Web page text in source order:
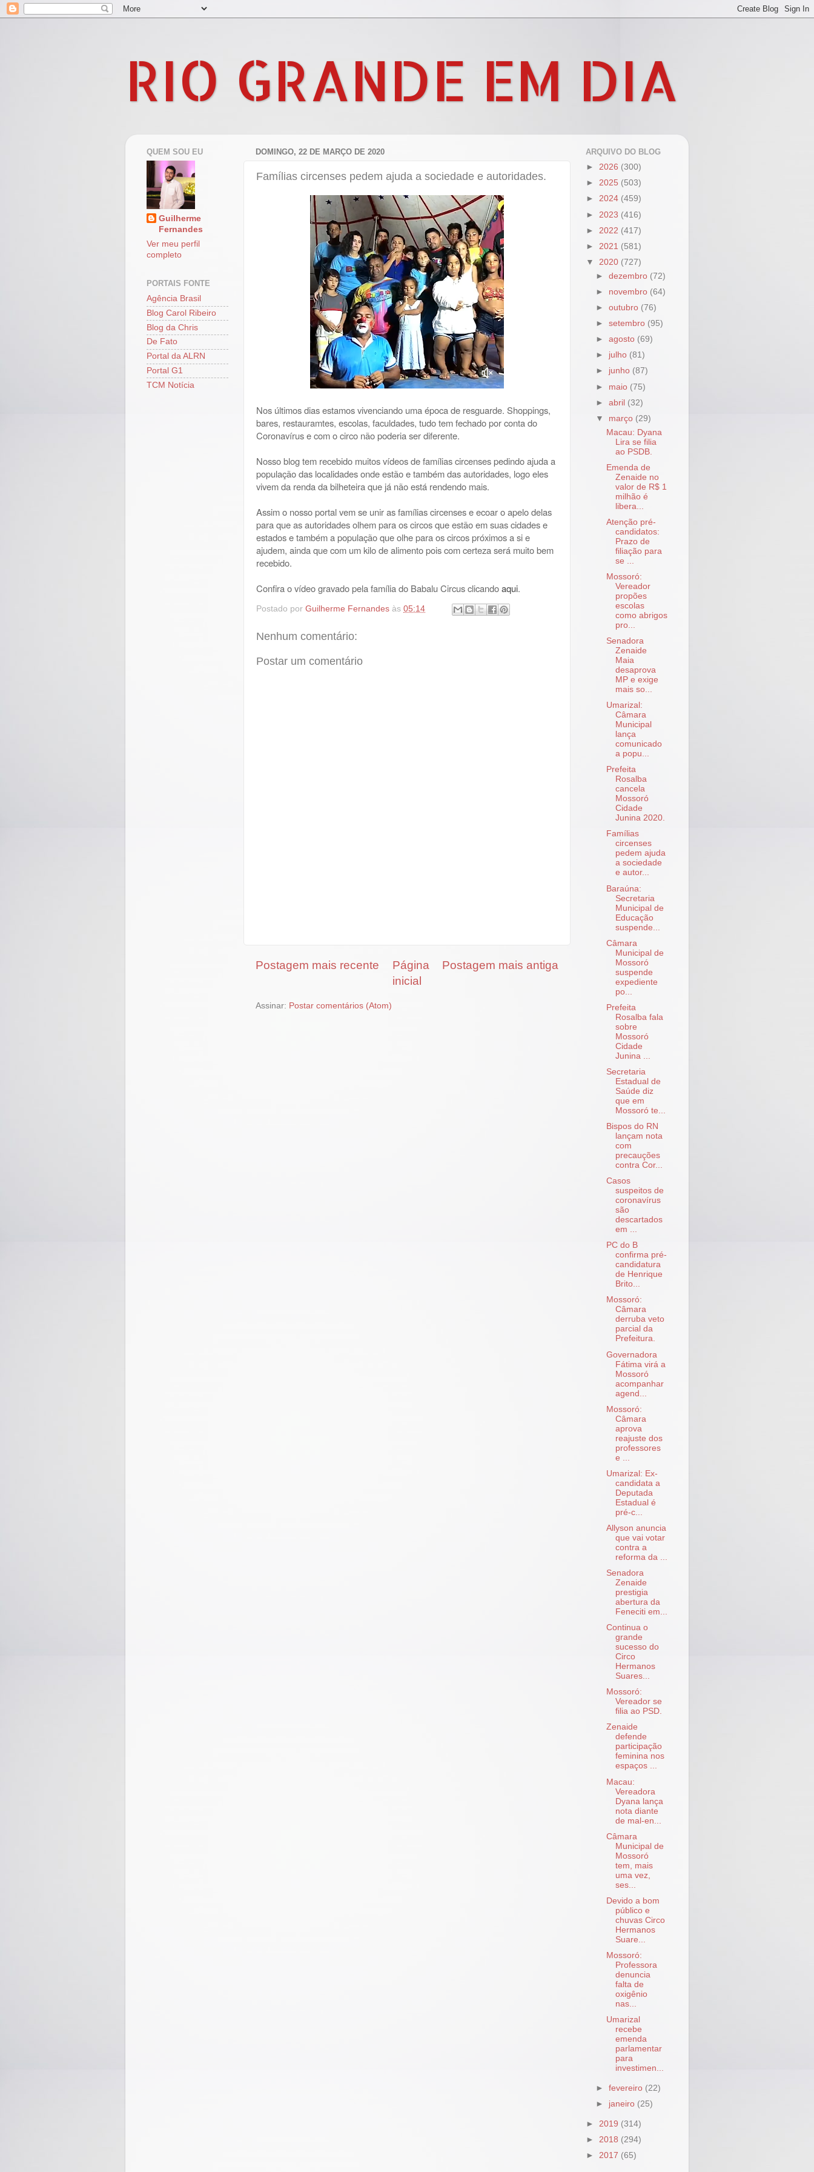
RIO GRANDE EM DIA
DOMINGO, 22 DE MARÇO DE 2020
Famílias circenses pedem ajuda a sociedade e autoridades.
Nos últimos dias estamos vivenciando uma época de resguarde. Shoppings,
bares, restauramtes, escolas, faculdades, tudo tem fechado por conta do
Coronavírus e com o circo não poderia ser diferente.
Nosso blog tem recebido muitos vídeos de famílias circenses pedindo ajuda a
população das localidades onde estão e também das autoridades, logo eles
vivem da renda da bilheteira que já não está rendendo mais.
Assim o nosso portal vem se unir as famílias circenses e ecoar o apelo delas
para que as autoridades olhem para os circos que estão em suas cidades e
estados e também a população que olhe para os circos próximos a si e
ajudem, ainda que com um kilo de alimento pois com certeza será muito bem
recebido.
Confira o vídeo gravado pela família do Babalu Circus clicandoaqui.
Postado por Guilherme Fernandes às 05:14
Nenhum comentário:
Postar um comentário
Postagem mais recente Postagem mais antiga
Página
inicial
Assinar: Postar comentários (Atom)
QUEM SOU EU
Guilherme
Fernandes
Ver meu perfil
completo
PORTAIS FONTE
Agência Brasil
Blog Carol Ribeiro
Blog da Chris
De Fato
Portal da ALRN
Portal G1
TCM Notícia
ARQUIVO DO BLOG
► 2026 (300)
► 2025 (503)
► 2024 (459)
► 2023 (416)
► 2022 (417)
► 2021 (581)
▼ 2020 (727)
►dezembro (72)
► novembro (64)
►outubro (76)
►setembro (95)
►agosto (69)
► julho (81)
► junho (87)
► maio (75)
►abril (32)
▼ março (29)
Macau: Dyana
Lira se filia
ao PSDB.
Emenda de
Zenaide no
valor de R$ 1
milhão é
libera...
Atenção pré-
candidatos:
Prazo de
filiação para
se ...
Mossoró:
Vereador
propões
escolas
como abrigos
pro...
Senadora
Zenaide
Maia
desaprova
MP e exige
mais so...
Umarizal:
Câmara
Municipal
lança
comunicado
a popu...
Prefeita
Rosalba
cancela
Mossoró
Cidade
Junina 2020.
Famílias
circenses
pedem ajuda
a sociedade
e autor...
Baraúna:
Secretaria
Municipal de
Educação
suspende...
Câmara
Municipal de
Mossoró
suspende
expediente
po...
Prefeita
Rosalba fala
sobre
Mossoró
Cidade
Junina ...
Secretaria
Estadual de
Saúde diz
que em
Mossoró te...
Bispos do RN
lançam nota
com
precauções
contra Cor...
Casos
suspeitos de
coronavírus
são
descartados
em ...
PC do B
confirma pré-
candidatura
de Henrique
Brito...
Mossoró:
Câmara
derruba veto
parcial da
Prefeitura.
Governadora
Fátima virá a
Mossoró
acompanhar
agend...
Mossoró:
Câmara
aprova
reajuste dos
professores
e ...
Umarizal: Ex-
candidata a
Deputada
Estadual é
pré-c...
Allyson anuncia
que vai votar
contra a
reforma da ...
Senadora
Zenaide
prestigia
abertura da
Feneciti em...
Continua o
grande
sucesso do
Circo
Hermanos
Suares...
Mossoró:
Vereador se
filia ao PSD.
Zenaide
defende
participação
feminina nos
espaços ...
Macau:
Vereadora
Dyana lança
nota diante
de mal-en...
Câmara
Municipal de
Mossoró
tem, mais
uma vez,
ses...
Devido a bom
público e
chuvas Circo
Hermanos
Suare...
Mossoró:
Professora
denuncia
falta de
oxigênio
nas...
Umarizal
recebe
emenda
parlamentar
para
investimen...
►fevereiro (22)
► janeiro (25)
► 2019 (314)
► 2018 (294)
► 2017 (65)